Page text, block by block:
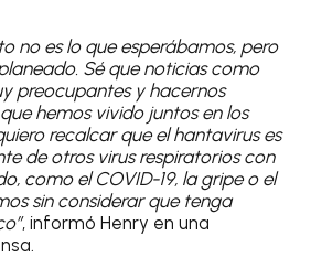
no es lo que esperábamos, pero
Sé que noticias como
preocupantes y hacernos
hemos vivido juntos en los
recalcar que el hantavirus es
de otros virus respiratorios con
como el COVID-19, la gripe o el
sin considerar que tenga
, informó Henry en una